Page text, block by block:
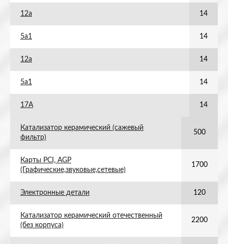
12а 14
5а1 14
12а 14
5а1 14
17А 14
Катализатор керамический (сажевый
фильтр)
500
Карты PCI, AGP
(Графические,звуковые,сетевые)
1700
Электронные детали 120
Катализатор керамический отечественный
(без корпуса)
2200